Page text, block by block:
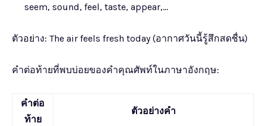
seem, sound, feel, taste, appear,…
ตัวอย่าง: The air feels fresh today (อากาศวันนี้รู้สึกสดชื่น)
คำต่อท้ายที่พบบ่อยของคำคุณศัพท์ในภาษาอังกฤษ:
คำต่อ
ท้าย
ตัวอย่างคำ